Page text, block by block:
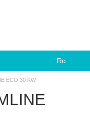
Ro
ECO 30 KW